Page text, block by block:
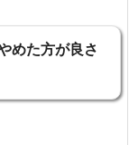
めた方が良さ